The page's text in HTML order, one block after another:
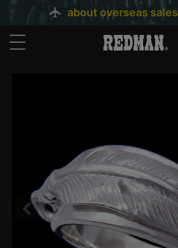
about overseas sales